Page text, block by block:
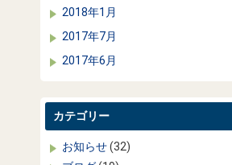
2018年1月
2017年7月
2017年6月
カテゴリー
お知らせ(32)